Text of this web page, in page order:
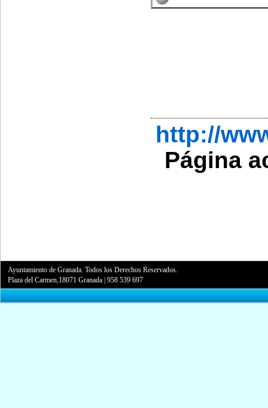
http://
Página
Ayuntamiento de Granada. Todos los Derechos Reservados.
Plaza del Carmen,18071 Granada |958 539 697